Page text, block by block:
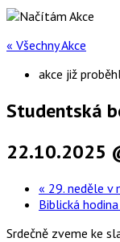
« Všechny Akce
akce již
Studentská
22.10.2025
« 29. neděle v
Biblická hodina
Srdečně zveme ke